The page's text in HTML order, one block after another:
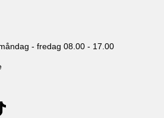
- fredag 08.00 - 17.00